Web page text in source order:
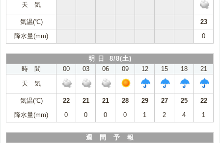
天 気
気温(℃)
23
降水量(mm)
0
明 日 8/8(土)
時 間
00 03 06 09 12 15 18
21
天 気
気温(℃) 22 21 21 28 29 27 25
22
降水量(mm)
0 0 0 0 1 2 4 1
週 間 予 報